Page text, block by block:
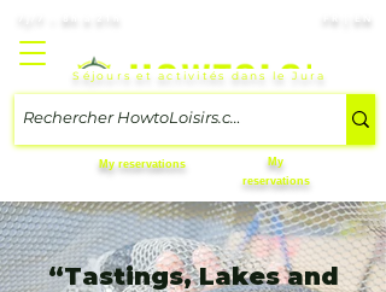
FR | EN
Séjours et activités dans le Jura
My
reservations
My reservations
“Tastings, Lakes and